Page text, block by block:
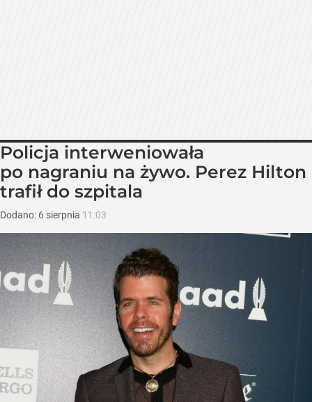
Policja interweniowała
po nagraniu na żywo. Perez Hilton
trafił do szpitala
Dodano: 6 sierpnia 11:03